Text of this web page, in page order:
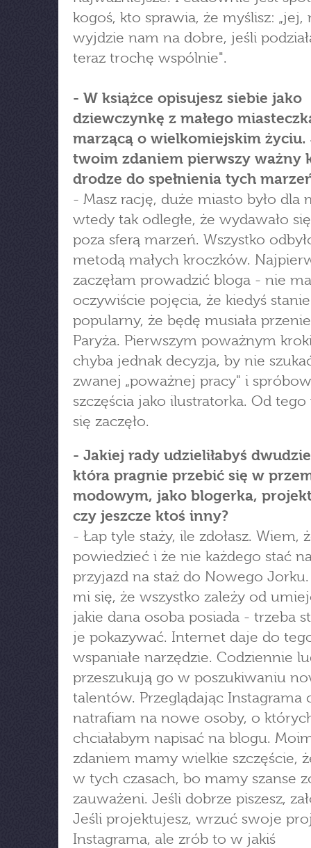
kogoś, kto sprawia, że myślisz: „jej,
wyjdzie nam na dobre, jeśli
teraz trochę wspólnie".
- W książce opisujesz siebie jako
dziewczynkę z małego
marzącą o wielkomiejskim życiu.
twoim zdaniem pierwszy ważny
drodze do spełnienia tych
- Masz rację, duże miasto było dla
wtedy tak odległe, że wydawało
poza sferą marzeń. Wszystko
metodą małych kroczków.
zaczęłam prowadzić bloga - nie
oczywiście pojęcia, że kiedyś
popularny, że będę musiała
Paryża. Pierwszym poważnym
chyba jednak decyzja, by nie
zwanej „poważnej pracy" i
szczęścia jako ilustratorka. Od tego
się zaczęło.
- Jakiej rady udzieliłabyś
która pragnie przebić się w
modowym, jako blogerka,
czy jeszcze ktoś inny?
- Łap tyle staży, ile zdołasz. Wiem,
powiedzieć i że nie każdego stać
przyjazd na staż do Nowego
mi się, że wszystko zależy od
jakie dana osoba posiada - trzeba
je pokazywać. Internet daje do
wspaniałe narzędzie. Codziennie
przeszukują go w poszukiwaniu
talentów. Przeglądając Instagrama
natrafiam na nowe osoby, o
chciałabym napisać na blogu.
zdaniem mamy wielkie szczęście,
w tych czasach, bo mamy szanse
zauważeni. Jeśli dobrze piszesz,
Jeśli projektujesz, wrzuć swoje
Instagrama, ale zrób to w jakiś